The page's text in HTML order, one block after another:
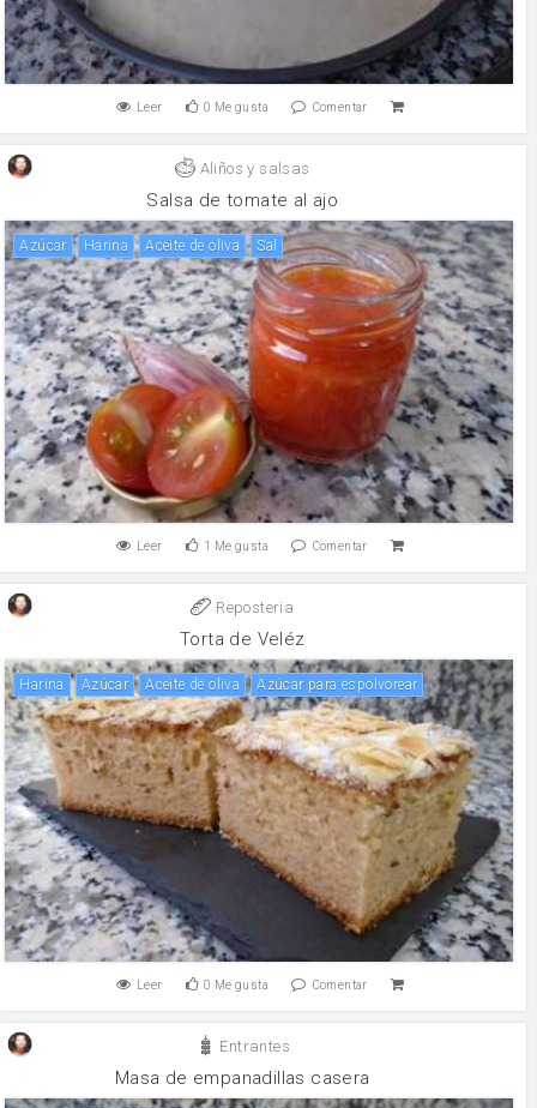
Leer 0 Me gusta Comentar
Aliños y salsas
Salsa de tomate al ajo
Azúcar harina aceite de oliva sal
Leer 1 Me gusta Comentar
Reposteria
Torta de Veléz
harina Azúcar aceite de oliva Azúcar para espolvorear
Leer 0 Me gusta Comentar
Entrantes
Masa de empanadillas casera